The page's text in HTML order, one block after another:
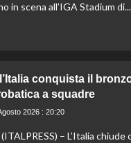
in scena all’IGA Stadium di...
conquista il
a squadre
2026 : 20:20
– L’Italia chiude